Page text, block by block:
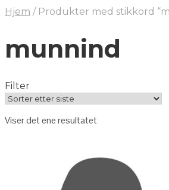
Hjem / Produkter med stikkord
munnind
Filter
Viser det ene resultatet